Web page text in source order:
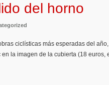
del horno
ciclísticas más esperadas del
la imagen de la cubierta (18 euros,